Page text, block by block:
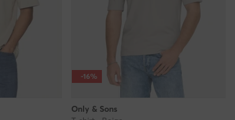
-16%
Only & Sons